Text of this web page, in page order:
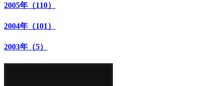
2005年（110）
2004年（101）
2003年（5）